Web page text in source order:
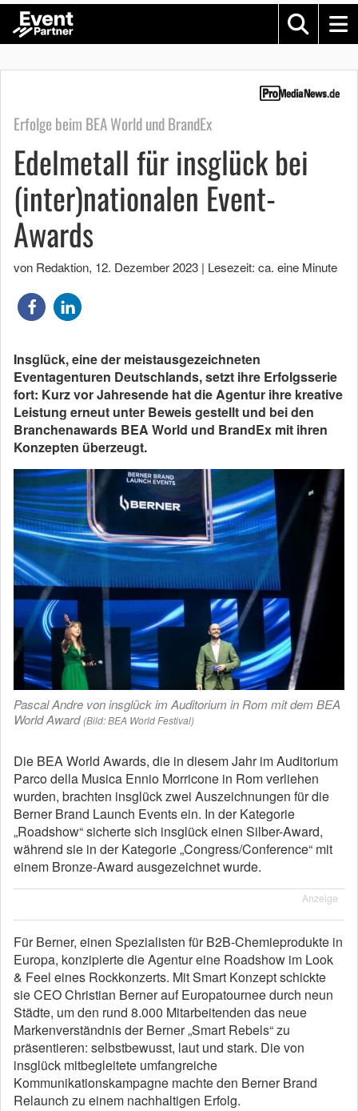
Erfolge beim BEA World und BrandEx
Edelmetall für insglück bei
(inter)nationalen Event-
Awards
von Redaktion, 12. Dezember 2023 | Lesezeit: ca. eine Minute
Insglück, eine der meistausgezeichneten
Eventagenturen Deutschlands, setzt ihre Erfolgsserie
fort: Kurz vor Jahresende hat die Agentur ihre kreative
Leistung erneut unter Beweis gestellt und bei den
Branchenawards BEA World und BrandEx mit ihren
Konzepten überzeugt.
Pascal Andre von insglück im Auditorium in Rom mit dem BEA
World Award (Bild: BEA World Festival)
Die BEA World Awards, die in diesem Jahr im Auditorium
Parco della Musica Ennio Morricone in Rom verliehen
wurden, brachten insglück zwei Auszeichnungen für die
Berner Brand Launch Events ein. In der Kategorie
„Roadshow“ sicherte sich insglück einen Silber-Award,
während sie in der Kategorie „Congress/Conference“ mit
einem Bronze-Award ausgezeichnet wurde.
Anzeige
Für Berner, einen Spezialisten für B2B-Chemieprodukte in
Europa, konzipierte die Agentur eine Roadshow im Look
& Feel eines Rockkonzerts. Mit Smart Konzept schickte
sie CEO Christian Berner auf Europatournee durch neun
Städte, um den rund 8.000 Mitarbeitenden das neue
Markenverständnis der Berner „Smart Rebels“ zu
präsentieren: selbstbewusst, laut und stark. Die von
insglück mitbegleitete umfangreiche
Kommunikationskampagne machte den Berner Brand
Relaunch zu einem nachhaltigen Erfolg.